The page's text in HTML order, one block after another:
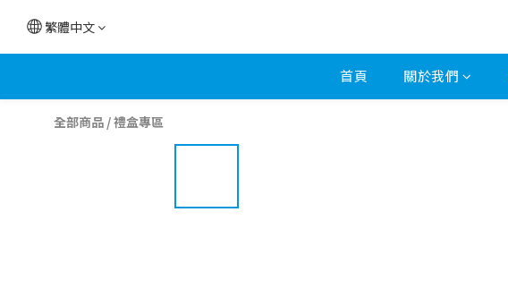
繁體中文
首頁 關於我們
全部商品 /禮盒專區